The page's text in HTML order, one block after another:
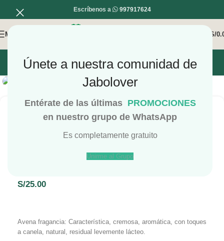
Únete a nuestra comunidad de
Jabolover
Entérate de las últimas PROMOCIONES
en nuestro grupo de WhatsApp
Es completamente gratuito
Unirme al Grupo
Escríbenos a 997917624
MENÚ S/
INICIO MI COMPRA MI CUENTA
Haga Click para agrandar
Fragancia Bella Avena
JaboCoins de producto : 2Puntos
S/25.00
Avena fragancia: Característica, cremosa, aromática, con toques
a canela, natural, residual levemente lácteo.